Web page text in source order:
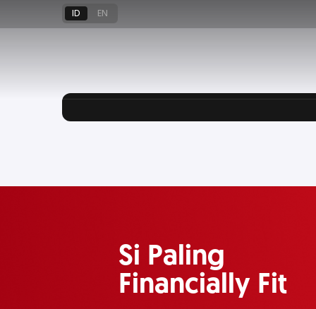
ID EN Wealth
Stay up-to-date terhadap
Si Paling
Financially Fit